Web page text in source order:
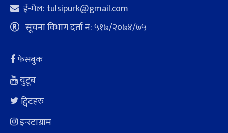
ई-मेल: tulsipurk@gmail.com
सूचना विभाग दर्ता नं: ५१७/२०७४/७५
फेसबुक
युटूब
ट्विटहरु
इन्स्टाग्राम